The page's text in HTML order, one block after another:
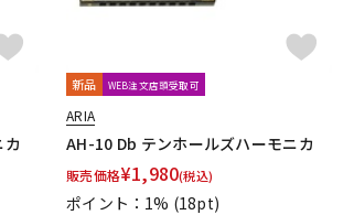
新品 WEB注文店頭受取可
ARIA
AH-10 Db テンホールズハーモニカ
販売価格¥1,980(税込)
ポイント：1% (18pt)